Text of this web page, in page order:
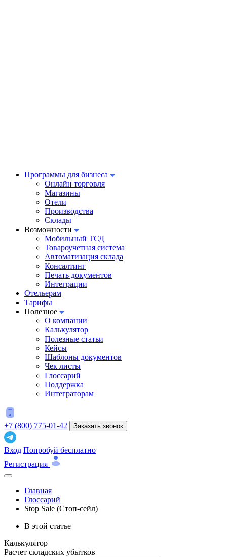
Программы для бизнеса
Онлайн торговля
Магазины
Отели
Производства
Склады
Возможности
Мобильный ТСД
Товароучетная система
Автоматизация склада
Консалтинг
Печать документов
Интеграции
Отельерам
Тарифы
Полезное
О компании
Калькулятор
Полезные статьи
Кейсы
Шаблоны документов
Чек листы
Глоссарий
Поддержка
Интеграторам
+7 (800) 775-01-42 Заказать звонок
Вход Попробуй бесплатно
Регистрация
Главная
Глоссарий
Stop Sale (Стоп-сейл)
В этой статье
Калькулятор
Расчет складских убытков